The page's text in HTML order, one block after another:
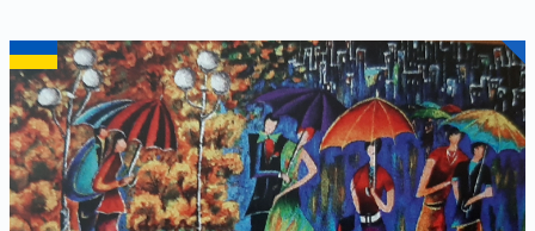
Новини
Бренди
Акція